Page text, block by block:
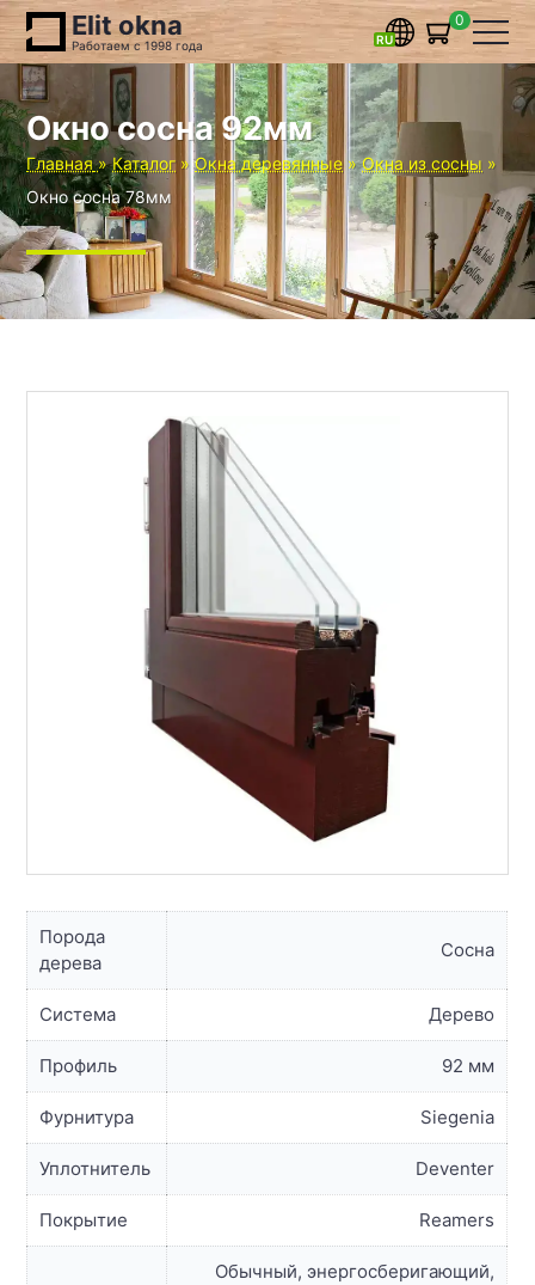
Elit okna
Работаем с 1998 года
0
Окно сосна 92мм
Главная Каталог Окна деревянные
Окна из сосны
Окно сосна 78мм
Порода
дерева
Сосна
Система Дерево
Профиль 92 мм
Фурнитура Siegenia
Уплотнитель Deventer
Покрытие Reamers
Обычный, энергосберигающий,